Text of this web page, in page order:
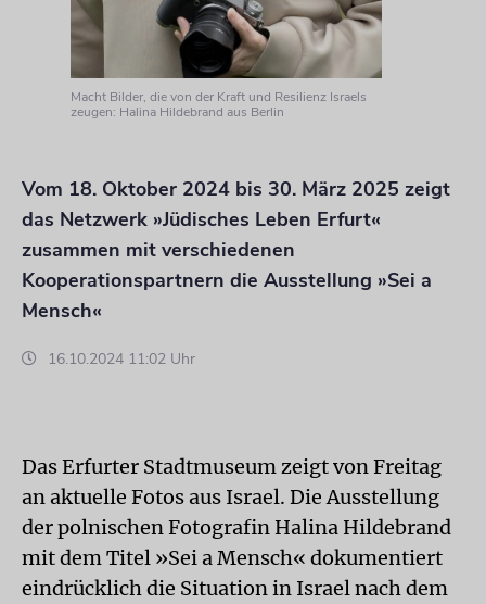
Macht Bilder, die von der Kraft und Resilienz Israels
zeugen: Halina Hildebrand aus Berlin
Vom 18. Oktober 2024 bis 30. März 2025 zeigt
das Netzwerk »Jüdisches Leben Erfurt«
zusammen mit verschiedenen
Kooperationspartnern die Ausstellung »Sei a
Mensch«
16.10.2024 11:02 Uhr
Das Erfurter Stadtmuseum zeigt von Freitag
an aktuelle Fotos aus Israel. Die Ausstellung
der polnischen Fotografin Halina Hildebrand
mit dem Titel »Sei a Mensch« dokumentiert
eindrücklich die Situation in Israel nach dem